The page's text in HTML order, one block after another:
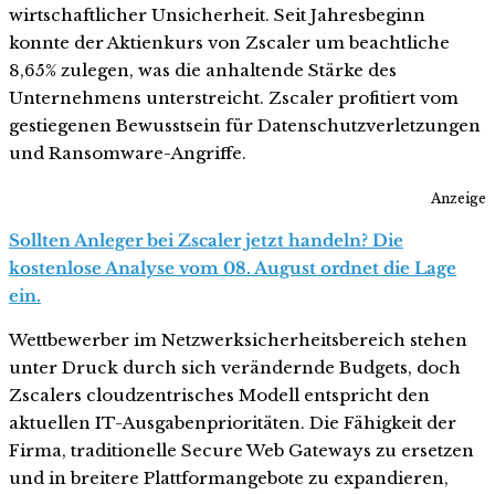
wirtschaftlicher Unsicherheit. Seit Jahresbeginn
konnte der Aktienkurs von Zscaler um beachtliche
8,65% zulegen, was die anhaltende Stärke des
Unternehmens unterstreicht. Zscaler profitiert vom
gestiegenen Bewusstsein für Datenschutzverletzungen
und Ransomware-Angriffe.
Anzeige
Sollten Anleger bei Zscaler jetzt handeln? Die
kostenlose Analyse vom 08. August ordnet die Lage
ein.
Wettbewerber im Netzwerksicherheitsbereich stehen
unter Druck durch sich verändernde Budgets, doch
Zscalers cloudzentrisches Modell entspricht den
aktuellen IT-Ausgabenprioritäten. Die Fähigkeit der
Firma, traditionelle Secure Web Gateways zu ersetzen
und in breitere Plattformangebote zu expandieren,